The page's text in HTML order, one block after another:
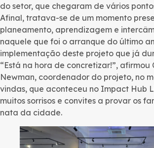
do setor, que chegaram de vários
Afinal, tratava-se de um momento
planeamento, aprendizagem e
naquele que foi o arranque do último
implementação deste projeto que já
“Está na hora de concretizar!”, afirmou
Newman, coordenador do projeto, no
vindas, que aconteceu no Impact Hub
muitos sorrisos e convites a provar os
nata da cidade.